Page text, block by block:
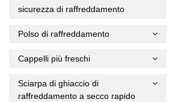
sicurezza di raffreddamento
Polso di raffreddamento
Cappelli più freschi
Sciarpa di ghiaccio di
raffreddamento a secco rapido